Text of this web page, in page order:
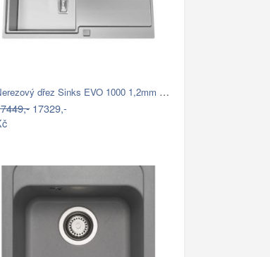
Nerezový dřez Sinks EVO 1000 1,2mm s…
17329,-